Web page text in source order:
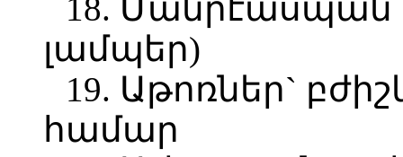
18. Մանրէասպան
լամպեր)
19. Աթոռներ`
համար